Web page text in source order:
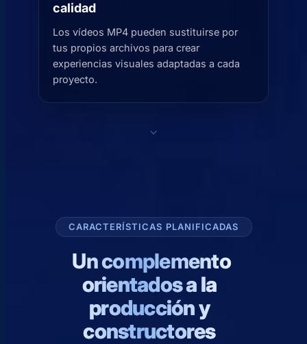
calidad
Los vídeos MP4 pueden sustituirse por
tus propios archivos para crear
experiencias visuales adaptadas a cada
proyecto.
CARACTERÍSTICAS PLANIFICADAS
Un complemento
orientados a la
producción y
constructores